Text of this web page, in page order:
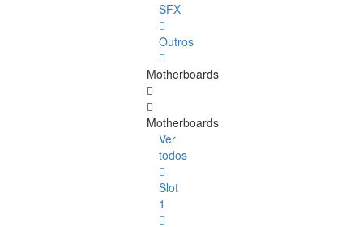
SFX
Outros
Motherboards
Motherboards
Ver
todos
Slot
1